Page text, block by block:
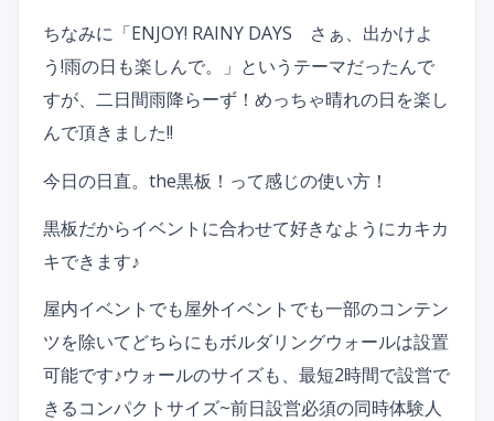
ちなみに「ENJOY! RAINY DAYS さぁ、出かけよ
う!雨の日も楽しんで。」というテーマだったんで
すが、二日間雨降らーず！めっちゃ晴れの日を楽し
んで頂きました!!
今日の日直。the黒板！って感じの使い方！
黒板だからイベントに合わせて好きなようにカキカ
キできます♪
屋内イベントでも屋外イベントでも一部のコンテン
ツを除いてどちらにもボルダリングウォールは設置
可能です♪ウォールのサイズも、最短2時間で設営で
きるコンパクトサイズ~前日設営必須の同時体験人